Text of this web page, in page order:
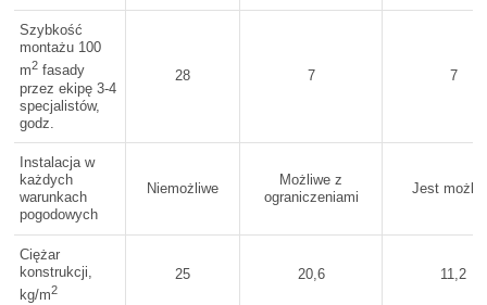
Szybkość
montażu 100
m2 fasady
przez ekipę 3-4
specjalistów,
godz.
28 7 7
Instalacja w
każdych
warunkach
pogodowych
Niemożliwe
Możliwe z
ograniczeniami
Jest
Ciężar
konstrukcji,
kg/m2
25 20,6 11,2